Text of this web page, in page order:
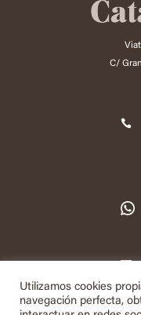
C/

2

Utilizamos cookies
navegación perfecta,